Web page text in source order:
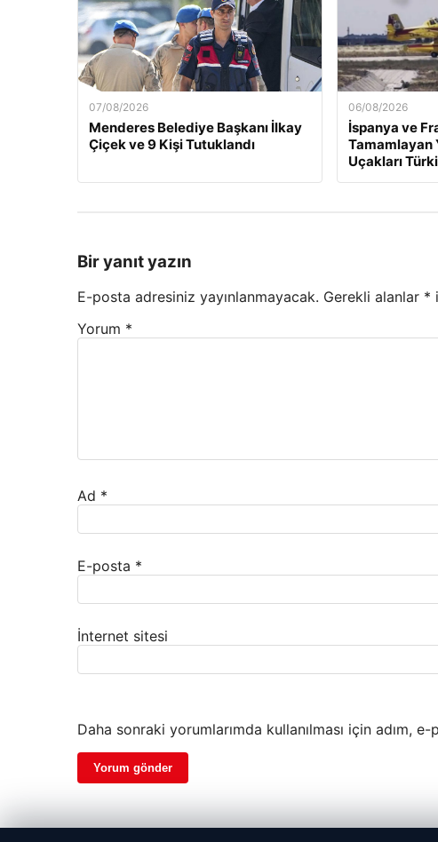
07/08/2026
Menderes Belediye Başkanı İlkay
Çiçek ve 9 Kişi Tutuklandı
06/08/2026
İspanya ve
Tamamlayan
Uçakları
Bir yanıt yazın
E-posta adresiniz yayınlanmayacak. Gerekli alanlar *
Yorum *
Ad *
E-posta *
İnternet sitesi
Daha sonraki yorumlarımda kullanılması için adım,